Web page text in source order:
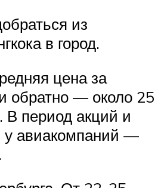
из
в город.
цена за
обратно — около 25
В период акций и
у авиакомпаний —